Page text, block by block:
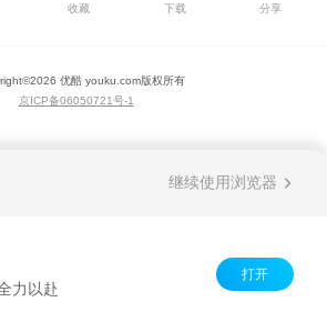
收藏 下载 分享
2026 优酷 youku.com版权所有
京ICP备06050721号-1
继续使用浏览器
力以赴
打开